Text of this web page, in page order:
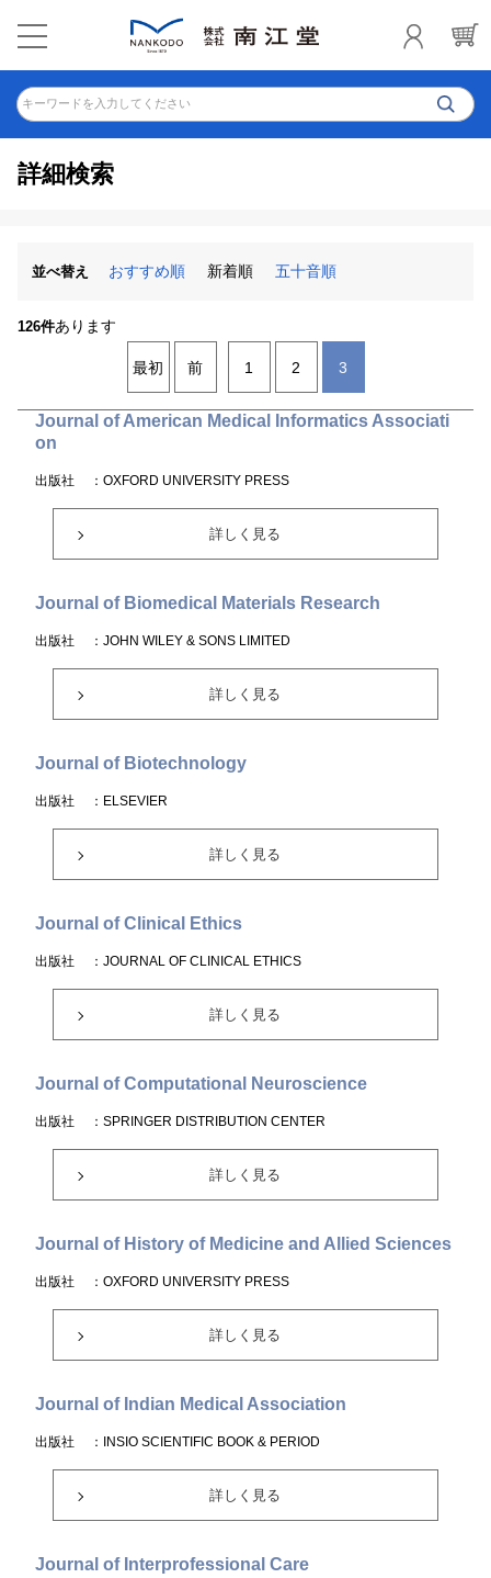
キーワードを入力してください
詳細検索
並べ替え おすすめ順 新着順 五十音順
126件あります
最初 前 1 2 3
Journal of American Medical Informatics Associati
on
出版社 ：OXFORD UNIVERSITY PRESS
詳しく見る
Journal of Biomedical Materials Research
出版社 ：JOHN WILEY & SONS LIMITED
詳しく見る
Journal of Biotechnology
出版社 ：ELSEVIER
詳しく見る
Journal of Clinical Ethics
出版社 ：JOURNAL OF CLINICAL ETHICS
詳しく見る
Journal of Computational Neuroscience
出版社 ：SPRINGER DISTRIBUTION CENTER
詳しく見る
Journal of History of Medicine and Allied Sciences
出版社 ：OXFORD UNIVERSITY PRESS
詳しく見る
Journal of Indian Medical Association
出版社 ：INSIO SCIENTIFIC BOOK & PERIOD
詳しく見る
Journal of Interprofessional Care